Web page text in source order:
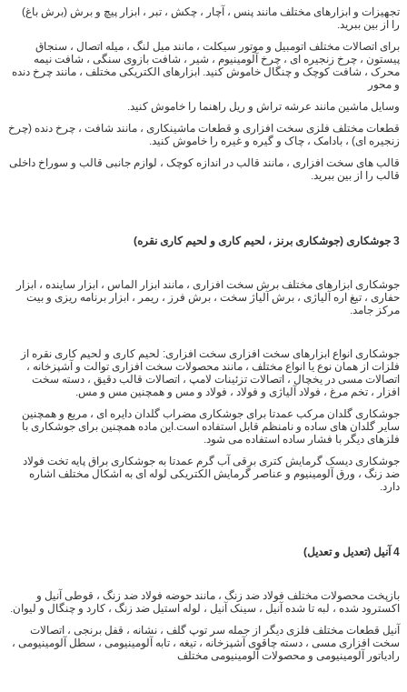
تجهیزات و ابزارهای مختلف مانند پنس ، آچار ، چکش ، تبر ، ابزار پیچ و برش (برش باغ)
را از بین ببرید.
برای اتصالات مختلف اتومبیل و موتور سیکلت ، مانند میل لنگ ، میله اتصال ، سنجاق
پیستون ، چرخ زنجیره ای ، چرخ آلومینیوم ، شیر ، شافت بازوی سنگی ، شافت نیمه
محرک ، شافت کوچک و چنگال خاموش کنید. ابزارهای الکتریکی مختلف ، مانند چرخ دنده
و محور
وسایل ماشین مانند عرشه تراش و ریل راهنما را خاموش کنید.
قطعات مختلف فلزی سخت افزاری و قطعات ماشینکاری ، مانند شافت ، چرخ دنده (چرخ
زنجیره ای) ، بادامک ، چاک و گیره و غیره را خاموش کنید.
قالب های سخت افزاری ، مانند قالب در اندازه کوچک ، لوازم جانبی قالب و سوراخ داخلی
قالب را از بین ببرید.
3 جوشکاری (جوشکاری برنز ، لحیم کاری و لحیم کاری نقره)
جوشکاری ابزارهای مختلف برش سخت افزاری ، مانند ابزار الماس ، ابزار ساینده ، ابزار
حفاری ، تیغ اره آلیاژی ، برش آلیاژ سخت ، برش فرز ، ریمر ، ابزار برنامه ریزی و بیت
مرکز جامد.
جوشکاری انواع ابزارهای سخت افزاری سخت افزاری: لحیم کاری و لحیم کاری نقره از
فلزات از همان نوع یا انواع مختلف ، مانند محصولات سخت افزاری توالت و آشپزخانه ،
اتصالات مسی در یخچال ، اتصالات تزئینات لامپ ، اتصالات قالب دقیق ، دسته سخت
افزار ، تخم مرغ ، فولاد آلیاژی و فولاد ، فولاد و مس و همچنین مس و مس.
جوشکاری گلدان مرکب عمدتا برای جوشکاری مضراب گلدان دایره ای ، مربع و همچنین
سایر گلدان های ساده و نامنظم قابل استفاده است.این ماده همچنین برای جوشکاری با
فلزهای دیگر با فشار ساده استفاده می شود.
جوشکاری دیسک گرمایش کتری برقی آب گرم عمدتا به جوشکاری براق پایه تخت فولاد
ضد زنگ ، ورق آلومینیوم و عناصر گرمایش الکتریکی لوله ای به اشکال مختلف اشاره
دارد.
4 آنیل (تعدیل و تعدیل)
بازپخت محصولات مختلف فولاد ضد زنگ ، مانند حوضه فولاد ضد زنگ ، قوطی آنیل و
اکسترود شده ، لبه تا شده آنیل ، سینک آنیل ، لوله استیل ضد زنگ ، کارد و چنگال و لیوان.
آنیل قطعات مختلف فلزی دیگر از جمله سر توپ گلف ، نشانه ، قفل برنجی ، اتصالات
سخت افزاری مسی ، دسته چاقوی آشپزخانه ، تیغه ، تابه آلومینیومی ، سطل آلومینیومی ،
رادیاتور آلومینیومی و محصولات آلومینیومی مختلف